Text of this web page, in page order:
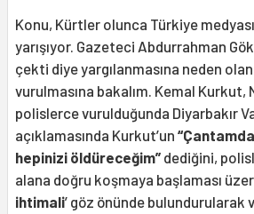
Konu, Kürtler olunca Türkiye
yarışıyor. Gazeteci Abdurrahman
çekti diye yargılanmasına neden
vurulmasına bakalım. Kemal Kurkut,
polislerce vurulduğunda Diyarbakır
açıklamasında Kurkut’un
hepinizi öldüreceğim” dediğini,
alana doğru koşmaya başlaması
ihtimali’ göz önünde bulundurularak